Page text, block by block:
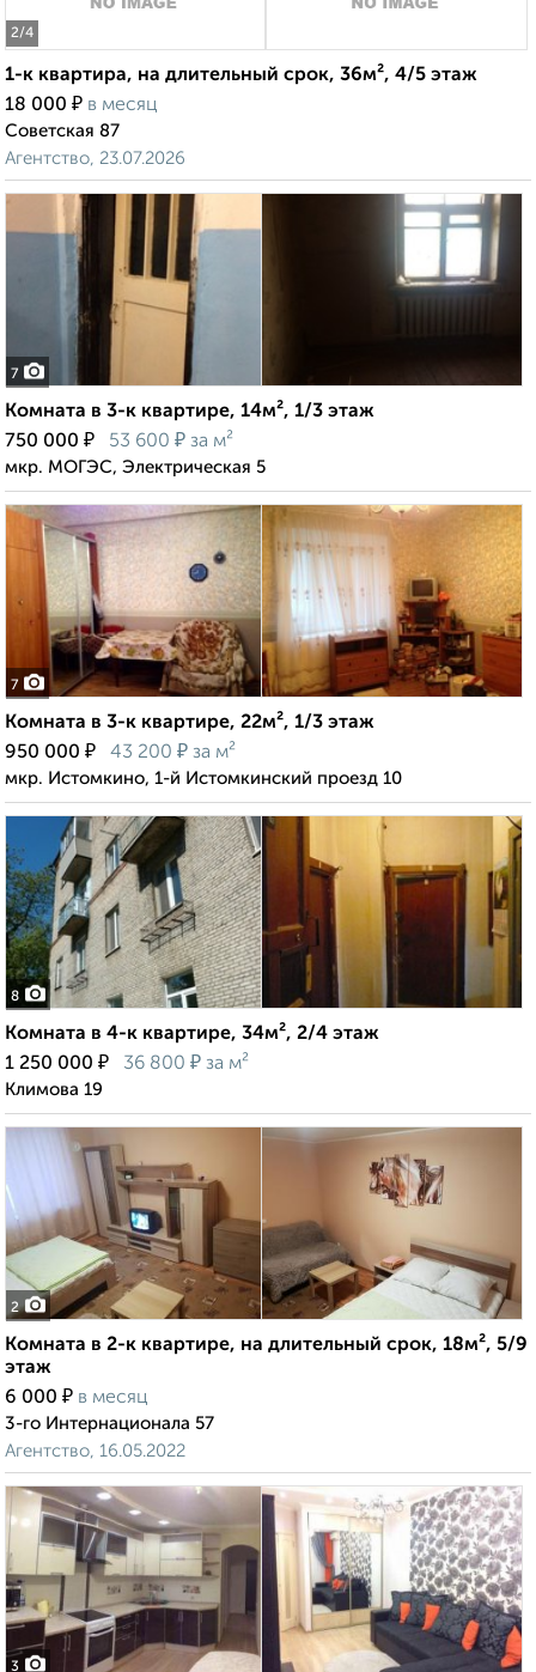
2/4
1-к квартира, на длительный срок, 36м², 4/5 этаж
18 000 ₽ в месяц
Советская 87
Агентство, 23.07.2026
7
Комната в 3-к квартире, 14м², 1/3 этаж
750 000 ₽ 53 600 ₽ за м²
мкр. МОГЭС, Электрическая 5
7
Комната в 3-к квартире, 22м², 1/3 этаж
950 000 ₽ 43 200 ₽ за м²
мкр. Истомкино, 1-й Истомкинский проезд 10
8
Комната в 4-к квартире, 34м², 2/4 этаж
1 250 000 ₽ 36 800 ₽ за м²
Климова 19
2
Комната в 2-к квартире, на длительный срок, 18м², 5/9
этаж
6 000 ₽ в месяц
3-го Интернационала 57
Агентство, 16.05.2022
3